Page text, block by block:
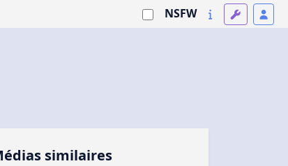
NSFW
similaires